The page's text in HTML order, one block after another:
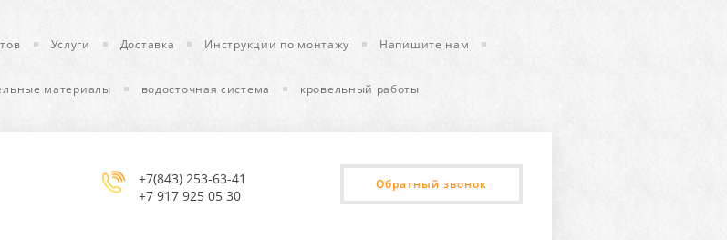
Услуги Доставка Инструкции по монтажу Напишите нам
материалы водосточная система кровельный работы
+7(843) 253-63-41
+7 917 925 05 30
Обратный звонок